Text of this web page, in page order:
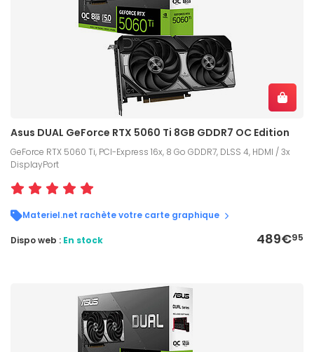
Asus DUAL GeForce RTX 5060 Ti 8GB GDDR7 OC Edition
GeForce RTX 5060 Ti, PCI-Express 16x, 8 Go GDDR7, DLSS 4, HDMI / 3x
DisplayPort
Materiel.net rachète votre carte graphique
489€95
Dispo web : En stock